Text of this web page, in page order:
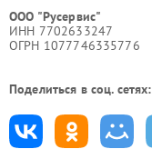
ООО "Русервис"
ИНН 7702633247
ОГРН 1077746335776
Поделиться в соц. сетях: